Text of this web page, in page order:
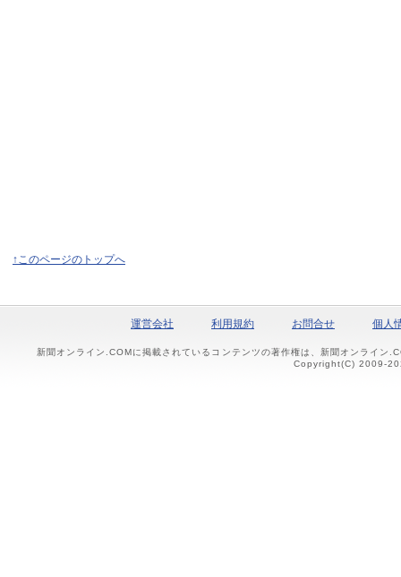
↑このページのトップへ
運営会社 利用規約 お問合せ 個人
新聞オンライン.COMに掲載されているコンテンツの著作権は、新聞オンライン
Copyright(C) 2009-